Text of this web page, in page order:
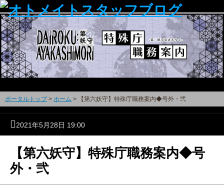
ポータルトップ> ホーム > 【第六妖守】特殊庁職務案内◆号外・弐
2021年5月28日 19:00
【第六妖守】特殊庁職務案内◆号
外・弐